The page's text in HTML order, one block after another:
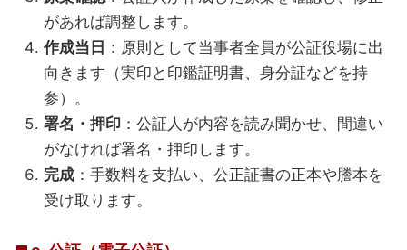
があれば調整します。
作成当日 ：原則として当事者全員が公証役場に出
向きます（実印と印鑑証明書、身分証などを持
参）。
署名・押印 ：公証人が内容を読み聞かせ、間違い
がなければ署名・押印します。
完成 ：手数料を支払い、公正証書の正本や謄本を
受け取ります。